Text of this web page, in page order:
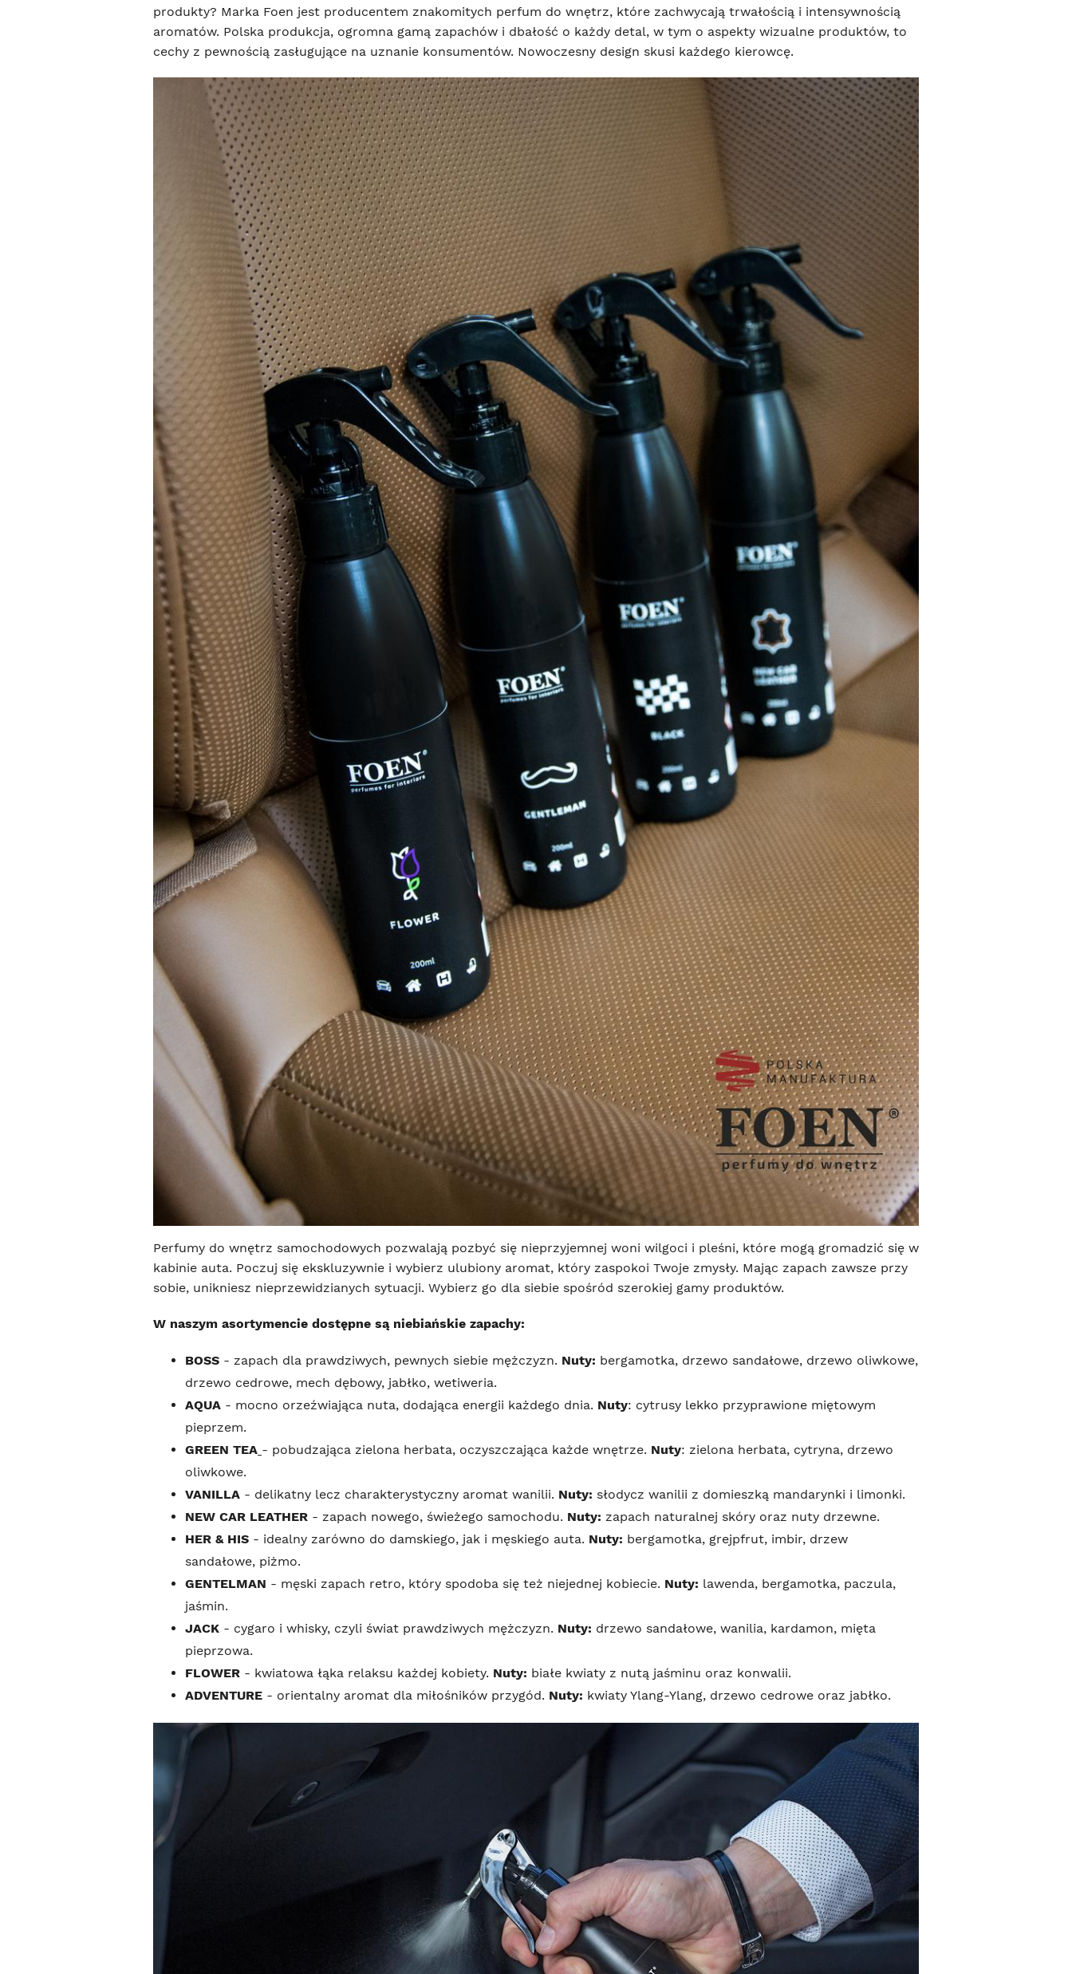
produkty? Marka Foen jest producentem znakomitych perfum do wnętrz, które zachwycają trwałością i intensywnością
aromatów. Polska produkcja, ogromna gamą zapachów i dbałość o każdy detal, w tym o aspekty wizualne produktów, to
cechy z pewnością zasługujące na uznanie konsumentów. Nowoczesny design skusi każdego kierowcę.
Perfumy do wnętrz samochodowych pozwalają pozbyć się nieprzyjemnej woni wilgoci i pleśni, które mogą gromadzić się w
kabinie auta. Poczuj się ekskluzywnie i wybierz ulubiony aromat, który zaspokoi Twoje zmysły. Mając zapach zawsze przy
sobie, unikniesz nieprzewidzianych sytuacji. Wybierz go dla siebie spośród szerokiej gamy produktów.
W naszym asortymencie dostępne są niebiańskie zapachy:
BOSS - zapach dla prawdziwych, pewnych siebie mężczyzn. Nuty: bergamotka, drzewo sandałowe, drzewo oliwkowe,
drzewo cedrowe, mech dębowy, jabłko, wetiweria.
AQUA - mocno orzeźwiająca nuta, dodająca energii każdego dnia. Nuty: cytrusy lekko przyprawione miętowym
pieprzem.
GREEN TEA - pobudzająca zielona herbata, oczyszczająca każde wnętrze. Nuty: zielona herbata, cytryna, drzewo
oliwkowe.
VANILLA - delikatny lecz charakterystyczny aromat wanilii. Nuty: słodycz wanilii z domieszką mandarynki i limonki.
NEW CAR LEATHER - zapach nowego, świeżego samochodu. Nuty: zapach naturalnej skóry oraz nuty drzewne.
HER & HIS - idealny zarówno do damskiego, jak i męskiego auta. Nuty: bergamotka, grejpfrut, imbir, drzew
sandałowe, piżmo.
GENTELMAN - męski zapach retro, który spodoba się też niejednej kobiecie. Nuty: lawenda, bergamotka, paczula,
jaśmin.
JACK - cygaro i whisky, czyli świat prawdziwych mężczyzn. Nuty: drzewo sandałowe, wanilia, kardamon, mięta
pieprzowa.
FLOWER - kwiatowa łąka relaksu każdej kobiety. Nuty: białe kwiaty z nutą jaśminu oraz konwalii.
ADVENTURE - orientalny aromat dla miłośników przygód. Nuty: kwiaty Ylang-Ylang, drzewo cedrowe oraz jabłko.